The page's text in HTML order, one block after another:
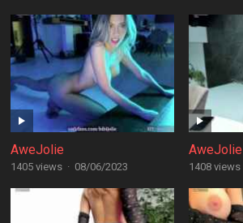
AweJolie
1405 views · 08/06/2023
AweJolie
1408 views